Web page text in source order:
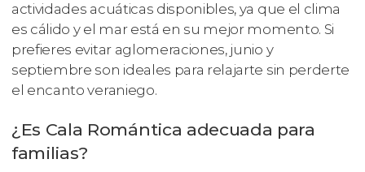
actividades acuáticas disponibles, ya que el clima
es cálido y el mar está en su mejor momento. Si
prefieres evitar aglomeraciones, junio y
septiembre son ideales para relajarte sin perderte
el encanto veraniego.
¿Es Cala Romántica adecuada para
familias?